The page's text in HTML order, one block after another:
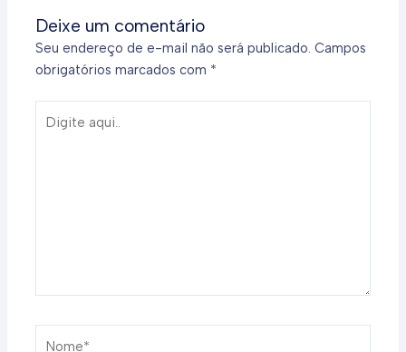
Deixe um comentário
Seu endereço de e-mail não será publicado. Campos
obrigatórios marcados com *
aqui..